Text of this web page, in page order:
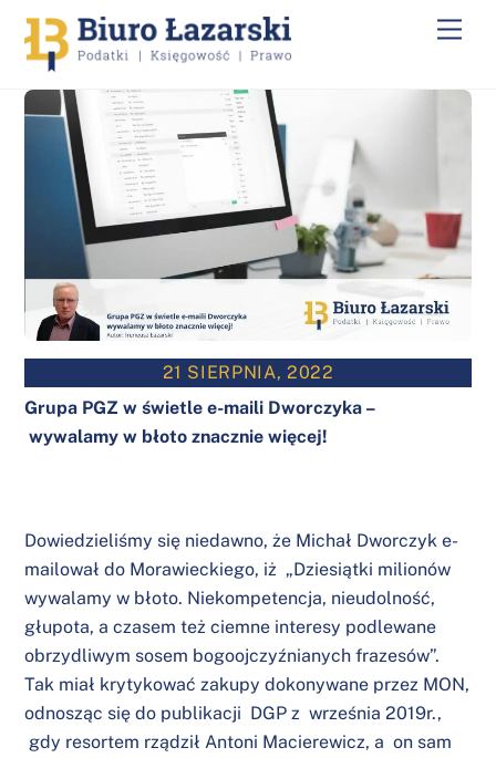
Skip
content
21 SIERPNIA, 2022
Grupa PGZ w świetle e-maili Dworczyka –
wywalamy w błoto znacznie więcej!
Dowiedzieliśmy się niedawno, że Michał Dworczyk e-
mailował do Morawieckiego, iż „Dziesiątki milionów
wywalamy w błoto. Niekompetencja, nieudolność,
głupota, a czasem też ciemne interesy podlewane
obrzydliwym sosem bogoojczyźnianych frazesów”.
Tak miał krytykować zakupy dokonywane przez MON,
odnosząc się do publikacji DGP z września 2019r.,
gdy resortem rządził Antoni Macierewicz, a on sam